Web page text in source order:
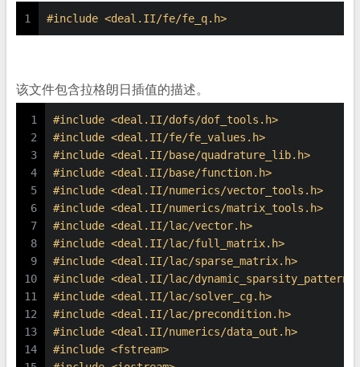
1 #include <deal.II/fe/fe_q.h>
该文件包含拉格朗日插值的描述。
1
2
3
4
5
6
7
8
9
10
11
12
13
14
#include <deal.II/dofs/dof_tools.h>
#include <deal.II/fe/fe_values.h>
#include <deal.II/base/quadrature_lib.h>
#include <deal.II/base/function.h>
#include <deal.II/numerics/vector_tools.h>
#include <deal.II/numerics/matrix_tools.h>
#include <deal.II/lac/vector.h>
#include <deal.II/lac/full_matrix.h>
#include <deal.II/lac/sparse_matrix.h>
#include <deal.II/lac/
#include <deal.II/lac/solver_cg.h>
#include <deal.II/lac/precondition.h>
#include <deal.II/numerics/data_out.h>
#include <fstream>